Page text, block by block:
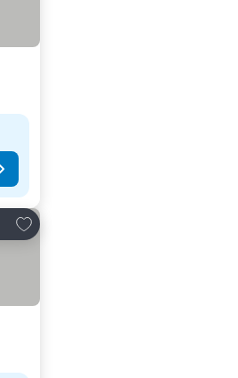
Lisää suosikkeihin